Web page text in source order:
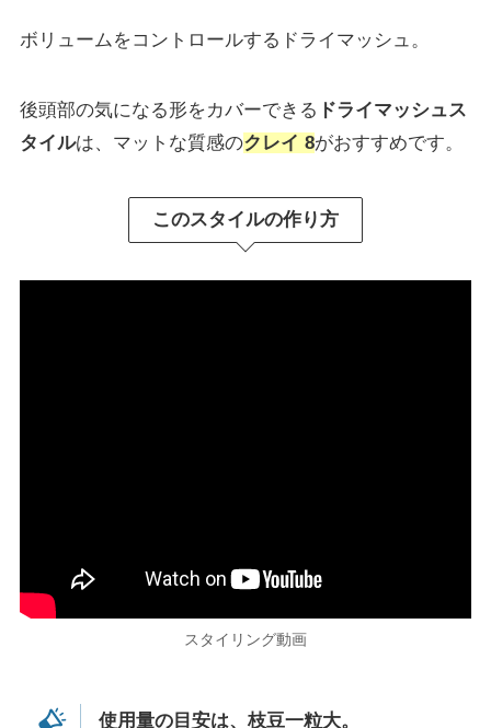
ボリュームをコントロールするドライマッシュ。
後頭部の気になる形をカバーできる ドライマッシュス
タイルは、マットな質感のクレイ 8がおすすめです。
このスタイルの作り方
スタイリング動画
使用量の目安は、枝豆一粒大。